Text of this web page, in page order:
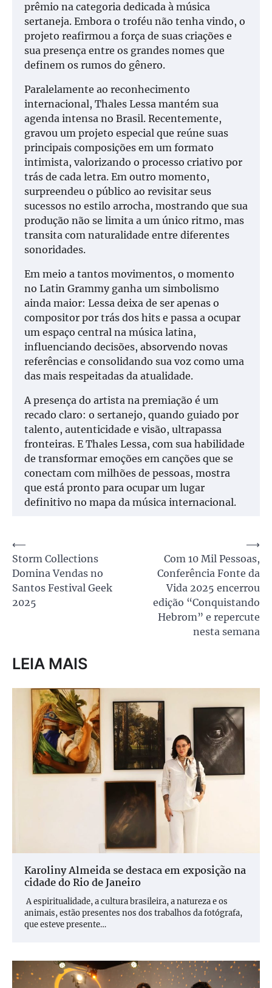
prêmio na categoria dedicada à música
sertaneja. Embora o troféu não tenha vindo, o
projeto reafirmou a força de suas criações e
sua presença entre os grandes nomes que
definem os rumos do gênero.
Paralelamente ao reconhecimento
internacional, Thales Lessa mantém sua
agenda intensa no Brasil. Recentemente,
gravou um projeto especial que reúne suas
principais composições em um formato
intimista, valorizando o processo criativo por
trás de cada letra. Em outro momento,
surpreendeu o público ao revisitar seus
sucessos no estilo arrocha, mostrando que sua
produção não se limita a um único ritmo, mas
transita com naturalidade entre diferentes
sonoridades.
Em meio a tantos movimentos, o momento
no Latin Grammy ganha um simbolismo
ainda maior: Lessa deixa de ser apenas o
compositor por trás dos hits e passa a ocupar
um espaço central na música latina,
influenciando decisões, absorvendo novas
referências e consolidando sua voz como uma
das mais respeitadas da atualidade.
A presença do artista na premiação é um
recado claro: o sertanejo, quando guiado por
talento, autenticidade e visão, ultrapassa
fronteiras. E Thales Lessa, com sua habilidade
de transformar emoções em canções que se
conectam com milhões de pessoas, mostra
que está pronto para ocupar um lugar
definitivo no mapa da música internacional.
Navegação
de
Post
⟵
Storm Collections
Domina Vendas no
Santos Festival Geek
2025
Com 10 Mil Pessoas,
Conferência Fonte da
Vida 2025 encerrou
edição “Conquistando
Hebrom” e repercute
nesta semana
⟶
LEIA MAIS
Karoliny Almeida se destaca em exposição na
cidade do Rio de Janeiro
A espiritualidade, a cultura brasileira, a natureza e os
animais, estão presentes nos dos trabalhos da fotógrafa,
que esteve presente…